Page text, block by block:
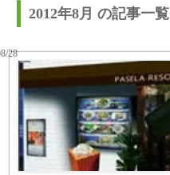
2012年8月 の記事一覧
28